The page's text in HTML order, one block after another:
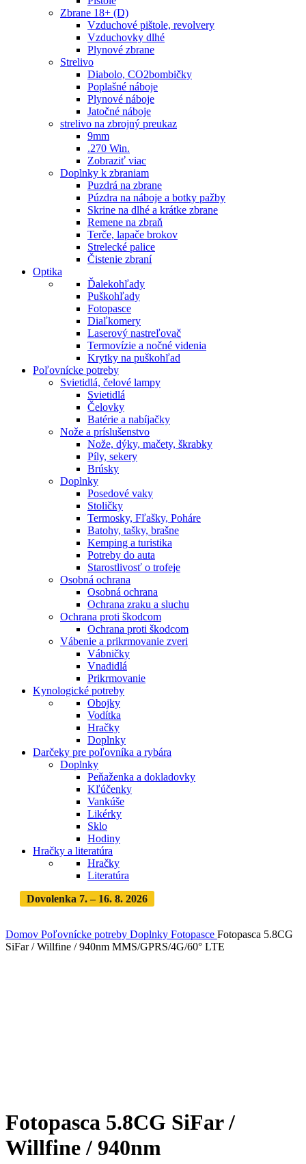
Zbrane 18+ (D)
Vzduchové pištole, revolvery
Vzduchovky dlhé
Plynové zbrane
Strelivo
Diabolo, CO2bombičky
Poplašné náboje
Plynové náboje
Jatočné náboje
strelivo na zbrojný preukaz
9mm
.270 Win.
Zobraziť viac
Doplnky k zbraniam
Puzdrá na zbrane
Púzdra na náboje a botky pažby
Skrine na dlhé a krátke zbrane
Remene na zbraň
Terče, lapače brokov
Strelecké palice
Čistenie zbraní
Optika
Ďalekohľady
Puškohľady
Fotopasce
Diaľkomery
Laserový nastreľovač
Termovízie a nočné videnia
Krytky na puškohľad
Poľovnícke potreby
Svietidlá, čelové lampy
Svietidlá
Čelovky
Batérie a nabíjačky
Nože a príslušenstvo
Nože, dýky, mačety, škrabky
Píly, sekery
Brúsky
Doplnky
Posedové vaky
Stoličky
Termosky, Fľašky, Poháre
Batohy, tašky, brašne
Kemping a turistika
Potreby do auta
Starostlivosť o trofeje
Osobná ochrana
Osobná ochrana
Ochrana zraku a sluchu
Ochrana proti škodcom
Ochrana proti škodcom
Vábenie a prikrmovanie zveri
Vábničky
Vnadidlá
Prikrmovanie
Kynologické potreby
Obojky
Vodítka
Hračky
Doplnky
Darčeky pre poľovníka a rybára
Doplnky
Peňaženka a dokladovky
Kľúčenky
Vankúše
Likérky
Sklo
Hodiny
Hračky a literatúra
Hračky
Literatúra
Dovolenka 7. – 16. 8. 2026
Domov Poľovnícke potreby Doplnky Fotopasce Fotopasca 5.8CG
SiFar / Willfine / 940nm MMS/GPRS/4G/60° LTE
Fotopasca 5.8CG SiFar /
Willfine / 940nm